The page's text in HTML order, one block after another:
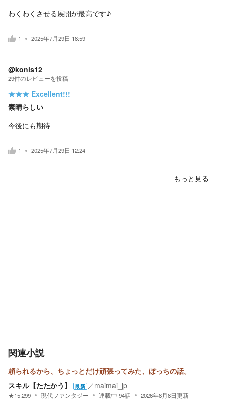
わくわくさせる展開が最高です♪
1 2025年7月29日 18:59
@konis12
29件のレビューを投稿
★★★ Excellent!!!
素晴らしい
今後にも期待
1 2025年7月29日 12:24
もっと見る
関連小説
頼られるから、ちょっとだけ頑張ってみた、ぼっちの話。
スキル【たたかう】 最新 ／maimai_jp
★15,299 現代ファンタジー 連載中 94話 2026年8月8日更新